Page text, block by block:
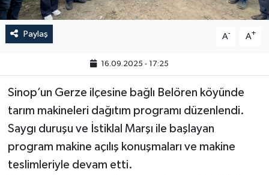
Paylaş A- A+
16.09.2025 - 17:25
Sinop’un Gerze ilçesine bağlı Belören köyünde
tarım makineleri dağıtım programı düzenlendi.
Saygı duruşu ve İstiklal Marşı ile başlayan
program makine açılış konuşmaları ve makine
teslimleriyle devam etti.